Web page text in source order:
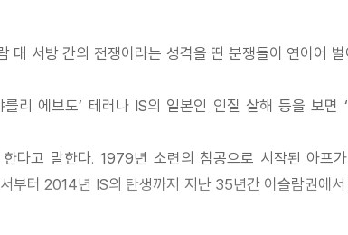
서방 간의 전쟁이라는 성격을 띤 분쟁들이 연이어
리 에브도’ 테러나 IS의 일본인 인질 살해 등을 보면
다고 말한다. 1979년 소련의 침공으로 시작된 아프
부터 2014년 IS의 탄생까지 지난 35년간 이슬람권에